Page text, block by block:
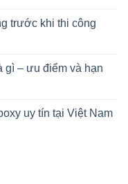
trước khi thi công
gì – ưu điểm và hạn
uy tín tại Việt Nam